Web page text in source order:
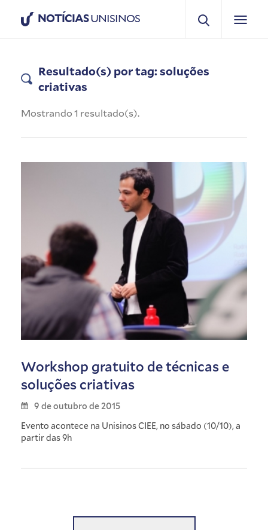
NOTÍCIASUNISINOS
Resultado(s) por tag: soluções
criativas
Mostrando 1 resultado(s).
Workshop gratuito de técnicas e
soluções criativas
9 de outubro de 2015
Evento acontece na Unisinos CIEE, no sábado (10/10), a
partir das 9h